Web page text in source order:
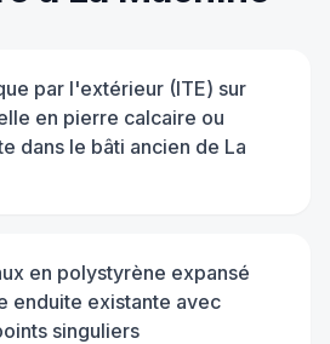
par l'extérieur (ITE) sur
en pierre calcaire ou
dans le bâti ancien de La
en polystyrène expansé
enduite existante avec
singuliers